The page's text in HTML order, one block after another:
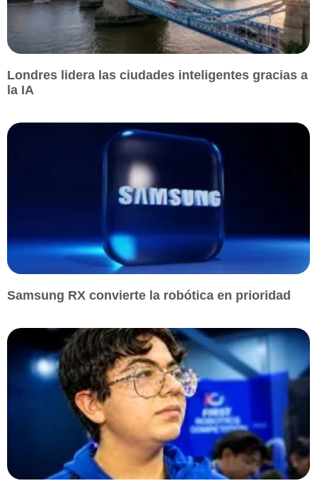
Londres lidera las ciudades inteligentes gracias a
la IA
Samsung RX convierte la robótica en prioridad